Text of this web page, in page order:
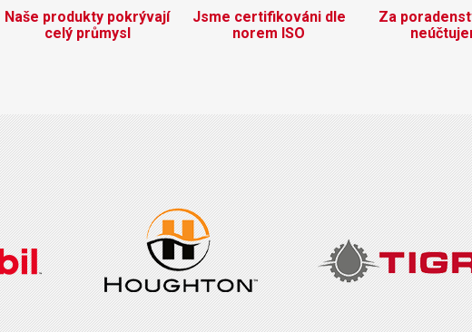
Naše produkty pokrývají
celý průmysl
Jsme certifikováni dle
norem ISO
Za